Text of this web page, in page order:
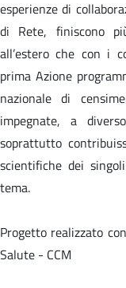
esperienze di
di Rete, finiscono
all’estero che con i
prima Azione
nazionale di
impegnate, a
soprattutto
scientifiche dei
tema.
Progetto realizzato
Salute - CCM